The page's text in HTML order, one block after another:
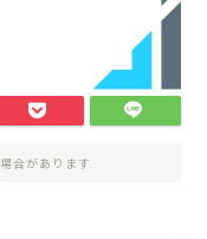
合があります